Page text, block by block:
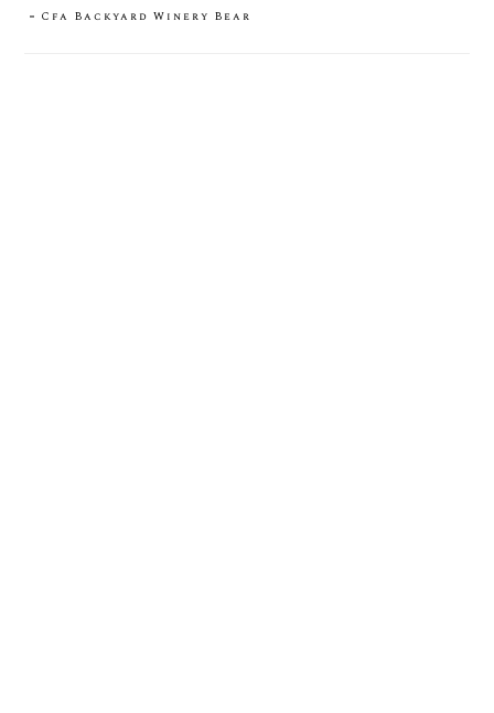
Cfa Backyard Winery Bear